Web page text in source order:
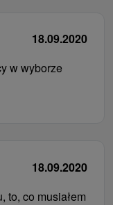
18.09.2020
w wyborze
18.09.2020
to, co musiałem